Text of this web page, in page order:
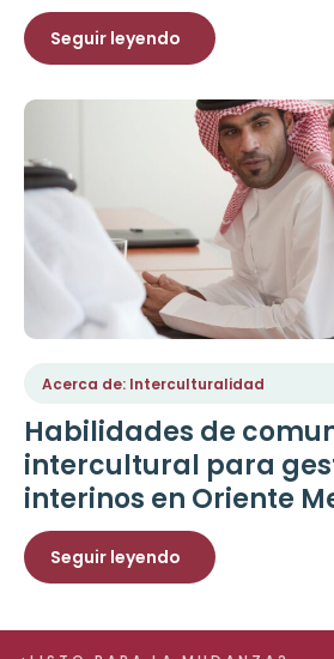
Seguir leyendo
Acerca de: Interculturalidad
Habilidades de
intercultural para
interinos en Oriente
Seguir leyendo